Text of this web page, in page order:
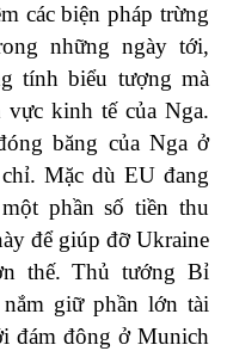
các biện pháp trừng
những ngày tới,
tính biểu tượng mà
vực kinh tế của Nga.
băng của Nga ở
Mặc dù EU đang
phần số tiền thu
để giúp đỡ Ukraine
thế. Thủ tướng Bỉ
giữ phần lớn tài
đám đông ở Munich